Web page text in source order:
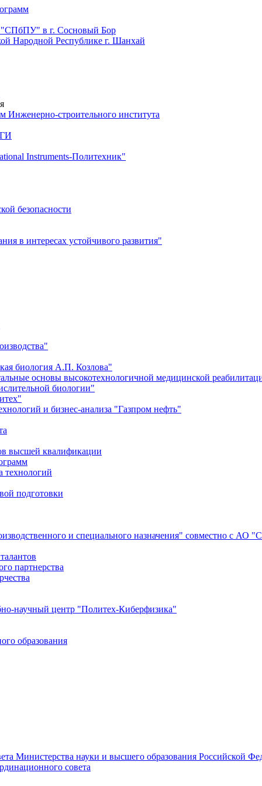
"СПбПУ" в г. Сосновый Бор
Народной Республике г. Шанхай
строительного института
Instruments-Политехник"
безопасности
в интересах устойчивого развития"
биология А.П. Козлова"
основы высокотехнологичной медицинской
биологии"
и бизнес-анализа "Газпром нефть"
высшей квалификации
технологий
подготовки
и специального назначения" совместно с
партнерства
научный центр "Политех-Киберфизика"
образования
Министерства науки и высшего образования Российской
совета